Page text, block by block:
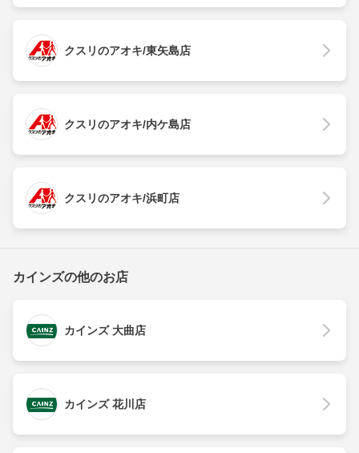
クスリのアオキ/東矢島店
クスリのアオキ/内ケ島店
クスリのアオキ/浜町店
カインズの他のお店
カインズ 大曲店
カインズ 花川店